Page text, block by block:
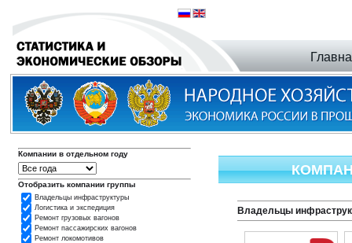
Компании в отдельном году
Отобразить компании группы
Владельцы инфраструктуры
Логистика и экспедиция
Ремонт грузовых вагонов
Ремонт пассажирских вагонов
Ремонт локомотивов
Владельцы